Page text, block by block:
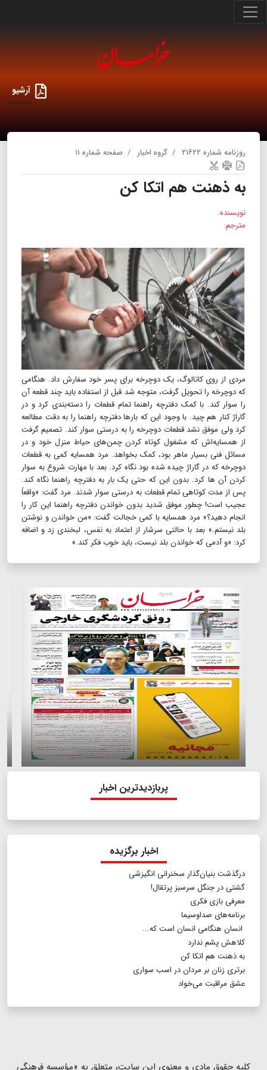
آرشیو
روزنامه شماره ۲۱۶۲۲ گروه اخبار صفحه شماره ۱۱
به ذهنت هم اتکا کن
نویسنده:
مترجم:
مردی از روی کاتالوگ، یک دوچرخه برای پسر خود سفارش داد. هنگامی
که دوچرخه را تحویل گرفت، متوجه شد قبل از استفاده باید چند قطعه آن
را سوار کند. با کمک دفترچه راهنما تمام قطعات را دسته‌بندی کرد و در
گاراژ کنار هم چید. با وجود این که بارها دفترچه راهنما را به دقت مطالعه
کرد ولی موفق نشد قطعات دوچرخه را به درستی سوار کند. تصمیم گرفت
از همسایه‌اش که مشغول کوتاه کردن چمن‌های حیاط منزل خود و در
مسائل فنی بسیار ماهر بود، کمک بخواهد. مرد همسایه کمی به قطعات
دوچرخه که در گاراژ چیده شده بود نگاه کرد. بعد با مهارت شروع به سوار
کردن آن ها کرد. بدون این که حتی یک بار به دفترچه راهنما نگاه کند.
پس از مدت کوتاهی تمام قطعات به درستی سوار شدند. مرد گفت: «واقعاً
عجیب است! چطور موفق شدید بدون خواندن دفترچه راهنما این کار را
انجام دهید؟» مرد همسایه با کمی خجالت گفت: «من خواندن و نوشتن
بلد نیستم.» بعد با حالتی سرشار از اعتماد به نفس، لبخندی زد و اضافه
کرد: «و آدمی که خواندن بلد نیست، باید خوب فکر کند.»
پربازدیدترین اخبار
اخبار برگزیده
درگذشت بنیان‌گذار سخنرانی انگیزشی
گشتی در جنگل سرسبز پرتقال!
معرفی بازی فکری
برنامه‌های صداوسیما
انسان هنگامی انسان است که...
کلاهش پشم ندارد
به ذهنت هم اتکا کن
برتری زنان بر مردان در اسب سواری
عشق مراقبت می‌خواد
كلیه حقوق مادی و معنوی این سایت، متعلق به «مؤسسه فرهنگی